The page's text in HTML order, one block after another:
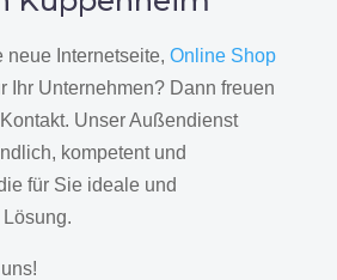
neue Internetseite, Online Shop
Ihr Unternehmen? Dann freuen
Unser Außendienst
kompetent und
für Sie ideale und